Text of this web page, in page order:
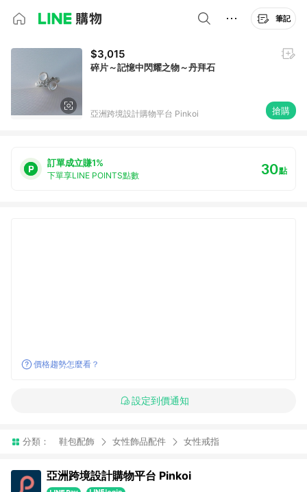
筆記
$3,015
碎片～記憶中閃耀之物～丹拜石
亞洲跨境設計購物平台 Pinkoi 搶購
訂單成立賺1%
下單享LINE POINTS點數 30點
價格趨勢怎麼看？
設定到價通知
分類： 鞋包配飾 女性飾品配件 女性戒指
亞洲跨境設計購物平台 Pinkoi